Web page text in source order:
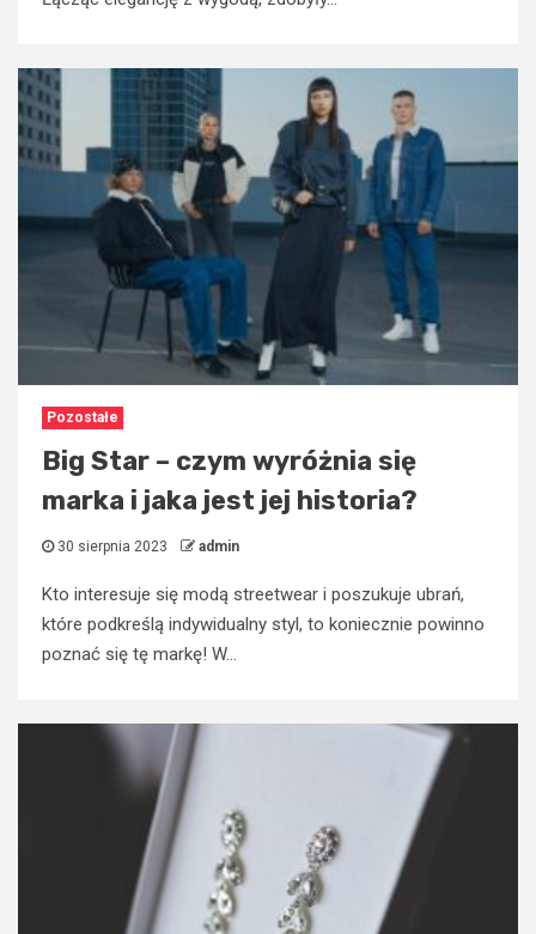
Pozostałe
Big Star – czym wyróżnia się
marka i jaka jest jej historia?
30 sierpnia 2023 admin
Kto interesuje się modą streetwear i poszukuje ubrań,
które podkreślą indywidualny styl, to koniecznie powinno
poznać się tę markę! W...